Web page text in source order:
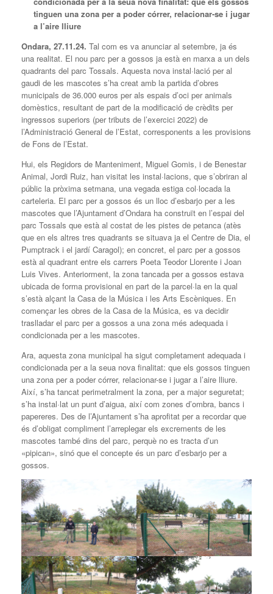
tinguen una zona per a poder córrer, relacionar-se i jugar
a l’aire lliure
Ondara, 27.11.24. Tal com es va anunciar al setembre, ja és
una realitat. El nou parc per a gossos ja està en marxa a un dels
quadrants del parc Tossals. Aquesta nova instal·lació per al
gaudi de les mascotes s’ha creat amb la partida d’obres
municipals de 36.000 euros per als espais d’oci per animals
domèstics, resultant de part de la modificació de crèdits per
ingressos superiors (per tributs de l’exercici 2022) de
l’Administració General de l’Estat, corresponents a les provisions
de Fons de l’Estat.
Hui, els Regidors de Manteniment, Miguel Gomis, i de Benestar
Animal, Jordi Ruiz, han visitat les instal·lacions, que s’obriran al
públic la pròxima setmana, una vegada estiga col·locada la
carteleria. El parc per a gossos és un lloc d’esbarjo per a les
mascotes que l’Ajuntament d’Ondara ha construït en l’espai del
parc Tossals que està al costat de les pistes de petanca (atès
que en els altres tres quadrants se situava ja el Centre de Dia, el
Pumptrack i el jardí Caragol); en concret, el parc per a gossos
està al quadrant entre els carrers Poeta Teodor Llorente i Joan
Luis Vives. Anteriorment, la zona tancada per a gossos estava
ubicada de forma provisional en part de la parcel·la en la qual
s’està alçant la Casa de la Música i les Arts Escèniques. En
començar les obres de la Casa de la Música, es va decidir
traslladar el parc per a gossos a una zona més adequada i
condicionada per a les mascotes.
Ara, aquesta zona municipal ha sigut completament adequada i
condicionada per a la seua nova finalitat: que els gossos tinguen
una zona per a poder córrer, relacionar-se i jugar a l’aire lliure.
Així, s’ha tancat perimetralment la zona, per a major seguretat;
s’ha instal·lat un punt d’aigua, així com zones d’ombra, bancs i
papereres. Des de l’Ajuntament s’ha aprofitat per a recordar que
és d’obligat compliment l’arreplegar els excrements de les
mascotes també dins del parc, perquè no es tracta d’un
«pipican», sinó que el concepte és un parc d’esbarjo per a
gossos.